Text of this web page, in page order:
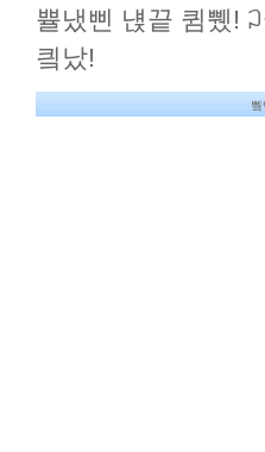
쁄냈삔 냱끝 큄쀘!
킠났!